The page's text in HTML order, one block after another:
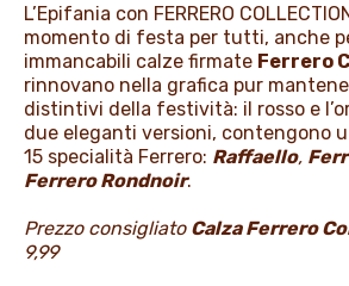
L’Epifania con FERRERO
momento di festa per tutti, anche
immancabili calze firmate Ferrero
rinnovano nella grafica pur
distintivi della festività: il rosso e
due eleganti versioni, contengono
15 specialità Ferrero: Raffaello,
Ferrero Rondnoir.
Prezzo consigliato Calza Ferrero
9,99